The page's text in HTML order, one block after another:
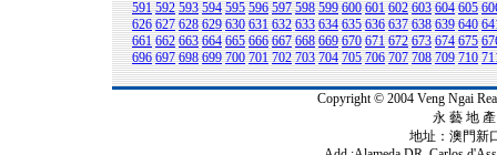
591 592 593 594 595 596 597 598 599 600 601 602 603 604 605
626 627 628 629 630 631 632 633 634 635 636 637 638 639 640
661 662 663 664 665 666 667 668 669 670 671 672 673 674 675
696 697 698 699 700 701 702 703 704 705 706 707 708 709 710
Copyright © 2004 Veng Ngai
永 藝 地
地址：澳門新